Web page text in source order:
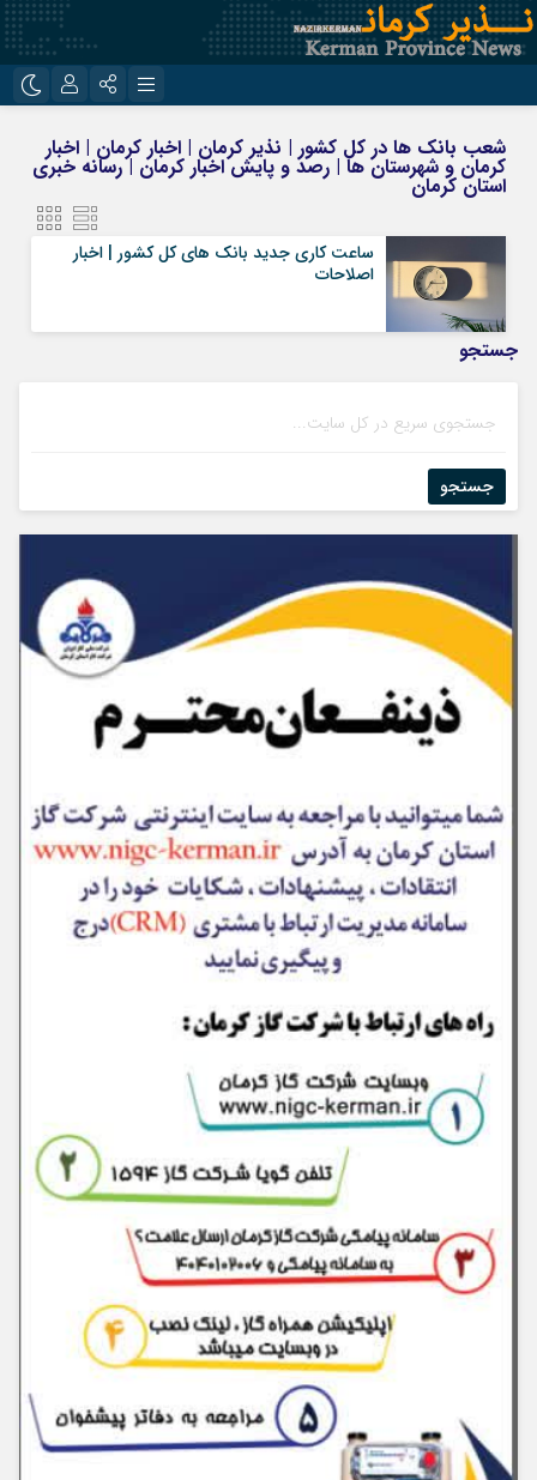
روبیکا
ایتا
مرا به خاطر بسپار
شعب بانک‌ ها در کل کشور | نذیر کرمان | اخبار کرمان | اخبار
کرمان و شهرستان ها | رصد و پایش اخبار کرمان | رسانه خبری
استان کرمان
ساعت کاری جدید بانک های کل کشور | اخبار
اصلاحات
جستجو
جستجو